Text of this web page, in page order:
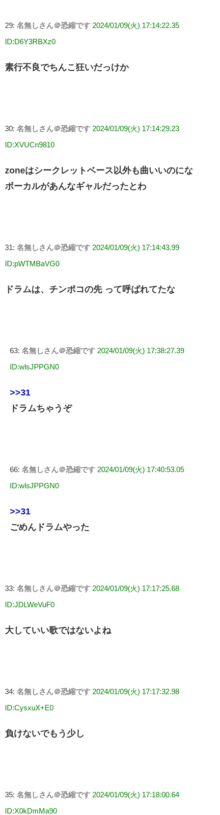
29: 名無しさん＠恐縮です 2024/01/09(火) 17:14:22.35
ID:D6Y3RBXz0
素行不良でちんこ狂いだっけか
30: 名無しさん＠恐縮です 2024/01/09(火) 17:14:29.23
ID:XVUCn9810
zoneはシークレットベース以外も曲いいのにな
ボーカルがあんなギャルだったとわ
31: 名無しさん＠恐縮です 2024/01/09(火) 17:14:43.99
ID:pWTMBaVG0
ドラムは、チンポコの先 って呼ばれてたな
63: 名無しさん＠恐縮です 2024/01/09(火) 17:38:27.39
ID:wlsJPPGN0
>>31
ドラムちゃうぞ
66: 名無しさん＠恐縮です 2024/01/09(火) 17:40:53.05
ID:wlsJPPGN0
>>31
ごめんドラムやった
33: 名無しさん＠恐縮です 2024/01/09(火) 17:17:25.68
ID:JDLWeVuF0
大していい歌ではないよね
34: 名無しさん＠恐縮です 2024/01/09(火) 17:17:32.98
ID:CysxuX+E0
負けないでもう少し
35: 名無しさん＠恐縮です 2024/01/09(火) 17:18:00.64
ID:X0kDmMa90